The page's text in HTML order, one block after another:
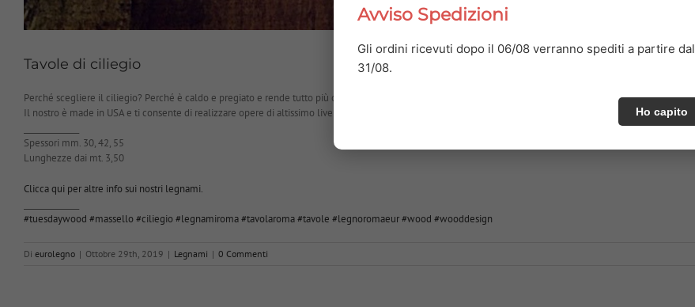
Tavole di ciliegio
Perché scegliere il ciliegio? Perché è caldo e pregiato e rende tutto più ospitale e intimo.
Il nostro è made in USA e ti consente di realizzare opere di altissimo livello estetico e funzionale.
Spessori mm. 30, 42, 55
Lunghezze dai mt. 3,50
Clicca qui per altre info sui nostri legnami.
#tuesdaywood #massello#ciliegio#legnamiroma#tavolaroma#tavole #legnoromaeur#wood #wooddesign
Di eurolegno | Ottobre 29th, 2019 | Legnami | 0 Commenti
Avviso Spedizioni
Gli ordini ricevuti dopo il 06/08 verranno spediti a partire dal
31/08.
Ho capito